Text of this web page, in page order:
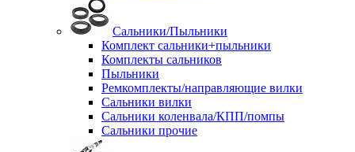
Сальники/Пыльники
Комплект сальники+пыльники
Комплекты сальников
Пыльники
Ремкомплекты/направляющие вилки
Сальники вилки
Сальники коленвала/КПП/помпы
Сальники прочие